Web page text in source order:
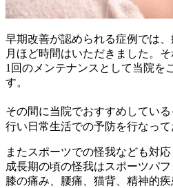
早期改善が認められる症例では
月ほど時間はいただきました。
1回のメンテナンスとして当院を
す。
その間に当院でおすすめしてい
行い日常生活での予防を行なって
またスポーツでの怪我なども対
成長期の頃の怪我はスポーツパ
膝の痛み、腰痛、猫背、精神的